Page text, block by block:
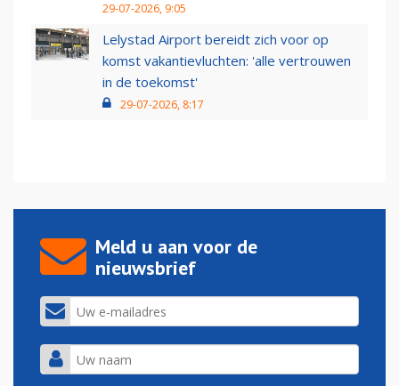
29-07-2026, 9:05
Lelystad Airport bereidt zich voor op
komst vakantievluchten: 'alle vertrouwen
in de toekomst'
29-07-2026, 8:17
Meld u aan voor de
nieuwsbrief